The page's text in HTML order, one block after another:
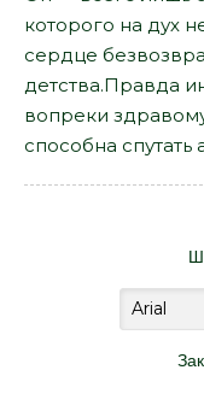
которого на дух
сердце
детства.Правда
вопреки
способна